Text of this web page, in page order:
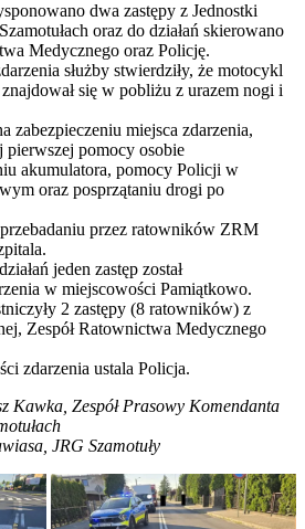
dwa zastępy z Jednostki
oraz do działań skierowano
Medycznego oraz Policję.
służby stwierdziły, że motocykl
się w pobliżu z urazem nogi i
zabezpieczeniu miejsca zdarzenia,
pomocy osobie
akumulatora, pomocy Policji w
oraz posprzątaniu drogi po
przez ratowników ZRM
jeden zastęp został
w miejscowości Pamiątkowo.
2 zastępy (8 ratowników) z
Zespół Ratownictwa Medycznego
zdarzenia ustala Policja.
Kawka, Zespół Prasowy Komendanta
JRG Szamotuły